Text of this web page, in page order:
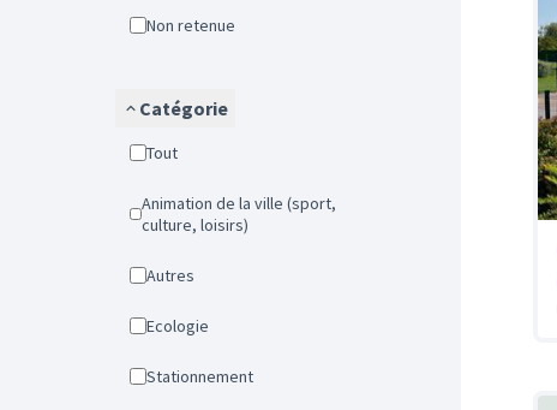
Non retenue
Catégorie
Tout
Animation de la ville (sport,
culture, loisirs)
Autres
Ecologie
Stationnement